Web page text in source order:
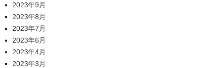
2023年9月
2023年8月
2023年7月
2023年6月
2023年4月
2023年3月